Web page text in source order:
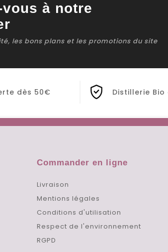
à notre
les bons plans et les promotions du site
dès 50€ Distillerie
Commander en ligne
Livraison
Mentions légales
Conditions d'utilisation
Respect de l'environnement
RGPD